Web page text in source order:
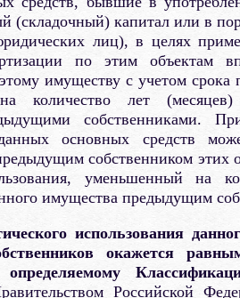
(складочный) капитал или в
лиц), в целях
по этим объектам
имуществу с учетом срока
количество лет (месяцев)
собственниками.
основных средств
собственником этих
уменьшенный на
имущества предыдущим
использования
окажется
определяемому
Российской